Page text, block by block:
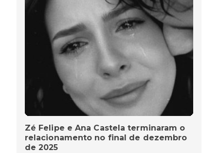
Zé Felipe e Ana Castela terminaram o
relacionamento no final de dezembro
de 2025